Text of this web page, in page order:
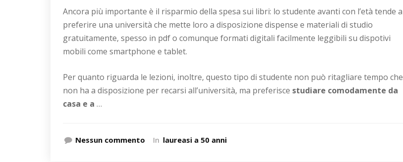
Ancora più importante è il risparmio della spesa sui libri: lo studente avanti con l’età tende a
preferire una università che mette loro a disposizione dispense e materiali di studio
gratuitamente, spesso in pdf o comunque formati digitali facilmente leggibili su dispotivi
mobili come smartphone e tablet.
Per quanto riguarda le lezioni, inoltre, questo tipo di studente non può ritagliare tempo che
non ha a disposizione per recarsi all’università, ma preferisce studiare comodamente da
casa e a …
Nessun commento In laureasi a 50 anni